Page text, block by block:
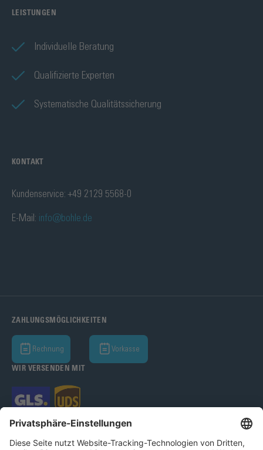
LEISTUNGEN
Individuelle Beratung
Qualifizierte Experten
Systematische Qualitätssicherung
KONTAKT
Kundenservice: +49 2129 5568-0
E-Mail: info@bohle.de
ZAHLUNGSMÖGLICHKEITEN
Rechnung Vorkasse
WIR VERSENDEN MIT